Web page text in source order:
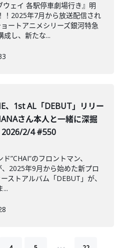
ウェイ 各駅停車劇場行き』明
！2025年7月から放送配信され
ートアニメシリーズ銀河特急
成し、新たな...
、1st AL「DEBUT」リリー
さん本人と一緒に深掘
2026/2/4 #550
”CHAI”のフロントマン、
2025年9月から始めた新プロ
ストアルバム「DEBUT」が、
...
…